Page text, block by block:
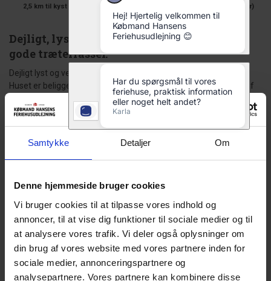
Samtykke Detaljer Om
Denne hjemmeside bruger cookies
Vi bruger cookies til at tilpasse vores indhold og
annoncer, til at vise dig funktioner til sociale medier og til
at analysere vores trafik. Vi deler også oplysninger om
din brug af vores website med vores partnere inden for
sociale medier, annonceringspartnere og
analysepartnere. Vores partnere kan kombinere disse
2,5 km til kyst 1 badeværelse(r)
Dejligt, lyst og velholdt feriehus med flere
gode træterrasser.
Dejligt lyst og velholdt feriehus med flere gode træ-terrasser.
Huset er beliggende på en dejlig ugeneret skovgrund, omgivet af
træer, hvor der er plads til boldspil. Pænt veludstyret køkken i åben
forbindelse til stue. Fra den store stue er der udgang til 2 terrasser,
hvoraf den ene er delvis overdækket. Ligeledes er der fra 2
bruseniche og mindre sauna. Carport med redskabsrum, med
plads til cykler m.v.
Sengestørrelse: 1 dobbeltseng 180 x 200 cm + 2 dobbeltsenge
Gæsterne siger
5,0 • 2 Bedømmelser
Område